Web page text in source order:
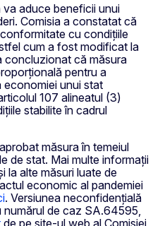
aduce beneficii unui
Comisia a constatat că
cu condițiile
cum a fost modificat la
concluzionat că măsura
pentru a
economiei unui stat
107 alineatul (3)
stabilite în cadrul
măsura în temeiul
de stat. Mai multe informații
la alte măsuri luate de
economic al pandemiei
. Versiunea neconfidențială
de caz SA.64595,
de pe site-ul web al Comisiei